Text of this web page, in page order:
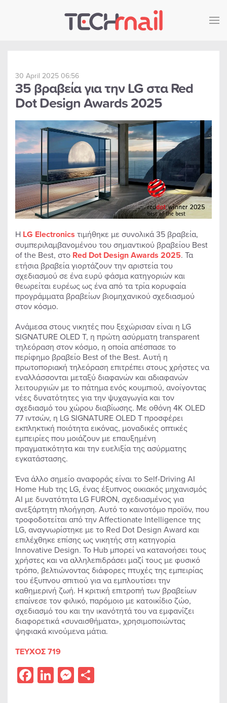
Skip to main content
30 April 2025 06:56
35 βραβεία για την LG στα Red
Dot Design Awards 2025
Η LG Electronics τιμήθηκε με συνολικά 35 βραβεία,
συμπεριλαμβανομένου του σημαντικού βραβείου Best
of the Best, στο Red Dot Design Awards 2025. Τα
ετήσια βραβεία γιορτάζουν την αριστεία του
σχεδιασμού σε ένα ευρύ φάσμα κατηγοριών και
θεωρείται ευρέως ως ένα από τα τρία κορυφαία
προγράμματα βραβείων βιομηχανικού σχεδιασμού
στον κόσμο.
Ανάμεσα στους νικητές που ξεχώρισαν είναι η LG
SIGNATURE OLED T, η πρώτη ασύρματη transparent
τηλεόραση στον κόσμο, η οποία απέσπασε το
περίφημο βραβείο Best of the Best. Αυτή η
πρωτοποριακή τηλεόραση επιτρέπει στους χρήστες να
εναλλάσσονται μεταξύ διαφανών και αδιαφανών
λειτουργιών με το πάτημα ενός κουμπιού, ανοίγοντας
νέες δυνατότητες για την ψυχαγωγία και τον
σχεδιασμό του χώρου διαβίωσης. Με οθόνη 4K OLED
77 ιντσών, η LG SIGNATURE OLED T προσφέρει
εκπληκτική ποιότητα εικόνας, μοναδικές οπτικές
εμπειρίες που μοιάζουν με επαυξημένη
πραγματικότητα και την ευελιξία της ασύρματης
εγκατάστασης.
Ένα άλλο σημείο αναφοράς είναι το Self-Driving AI
Home Hub της LG, ένας έξυπνος οικιακός μηχανισμός
AI με δυνατότητα LG FURON, σχεδιασμένος για
ανεξάρτητη πλοήγηση. Αυτό το καινοτόμο προϊόν, που
τροφοδοτείται από την Affectionate Intelligence της
LG, αναγνωρίστηκε με το Red Dot Design Award και
επιλέχθηκε επίσης ως νικητής στη κατηγορία
Innovative Design. Το Hub μπορεί να κατανοήσει τους
χρήστες και να αλληλεπιδράσει μαζί τους με φυσικό
τρόπο, βελτιώνοντας διάφορες πτυχές της εμπειρίας
του έξυπνου σπιτιού για να εμπλουτίσει την
καθημερινή ζωή. Η κριτική επιτροπή των βραβείων
επαίνεσε τον φιλικό, παρόμοιο με κατοικίδιο ζώο,
σχεδιασμό του και την ικανότητά του να εμφανίζει
διαφορετικά «συναισθήματα», χρησιμοποιώντας
ψηφιακά κινούμενα μάτια.
ΤΕΥΧΟΣ 719
Facebook
LinkedIn
Messenger